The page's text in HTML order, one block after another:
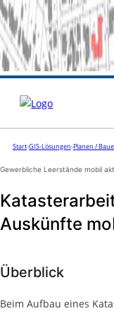
Start-GIS-Lösungen-Planen /
Gewerbliche Leerstände mobil
Auskünfte
Überblick
Beim Aufbau eines